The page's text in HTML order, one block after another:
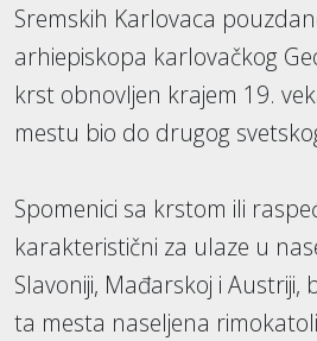
Sremskih Karlovaca
arhiepiskopa karlovačkog
krst obnovljen krajem 19.
mestu bio do drugog
Spomenici sa krstom ili
karakteristični za ulaze u
Slavoniji, Mađarskoj i Austriji,
ta mesta naseljena